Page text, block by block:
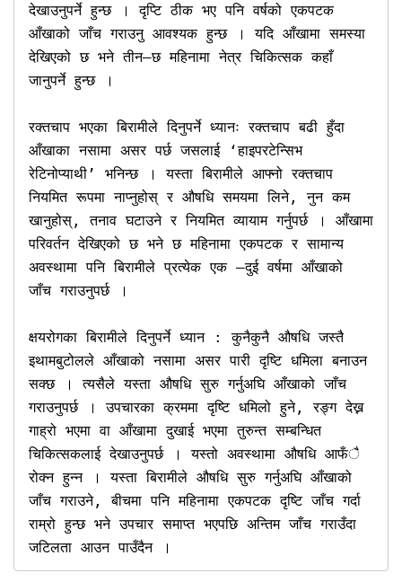
देखाउनुपर्ने हुन्छ । दृप्टि ठीक भए पनि वर्षको एकपटक
आँखाको जाँच गराउनु आवश्यक हुन्छ । यदि आँखामा समस्या
देखिएको छ भने तीन–छ महिनामा नेत्र चिकित्सक कहाँ
जानुपर्ने हुन्छ ।
रक्तचाप भएका बिरामीले दिनुपर्ने ध्यानः रक्तचाप बढी हुँदा
आँखाका नसामा असर पर्छ जसलाई ‘हाइपरटेन्सिभ
रेटिनोप्याथी’ भनिन्छ । यस्ता बिरामीले आफ्नो रक्तचाप
नियमित रूपमा नाप्नुहोस् र औषधि समयमा लिने, नुन कम
खानुहोस्, तनाव घटाउने र नियमित व्यायाम गर्नुपर्छ । आँखामा
परिवर्तन देखिएको छ भने छ महिनामा एकपटक र सामान्य
अवस्थामा पनि बिरामीले प्रत्येक एक –दुई वर्षमा आँखाको
जाँच गराउनुपर्छ ।
क्षयरोगका बिरामीले दिनुपर्ने ध्यान : कुनैकुनै औषधि जस्तै
इथामबुटोलले आँखाको नसामा असर पारी दृष्टि धमिला बनाउन
सक्छ । त्यसैले यस्ता औषधि सुरु गर्नुअघि आँखाको जाँच
गराउनुपर्छ । उपचारका क्रममा दृष्टि धमिलो हुने, रङ्ग देख्न
गाह्रो भएमा वा आँखामा दुखाई भएमा तुरुन्त सम्बन्धित
चिकित्सकलाई देखाउनुपर्छ । यस्तो अवस्थामा औषधि आफँै
रोक्न हुन्न । यस्ता बिरामीले औषधि सुरु गर्नुअघि आँखाको
जाँच गराउने, बीचमा पनि महिनामा एकपटक दृष्टि जाँच गर्दा
राम्रो हुन्छ भने उपचार समाप्त भएपछि अन्तिम जाँच गराउँदा
जटिलता आउन पाउँदैन ।